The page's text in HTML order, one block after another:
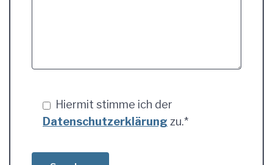
Hiermit stimme ich der
Datenschutzerklärung zu.*